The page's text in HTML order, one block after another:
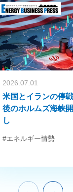
2026.07.01
米国とイランの停
後のホルムズ海峡
し
#エネルギー情勢